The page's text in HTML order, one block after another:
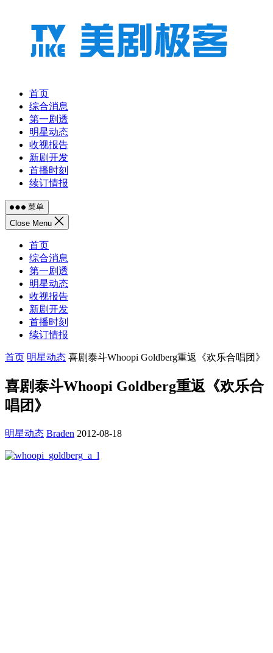
首页
综合消息
第一剧透
明星动态
收视报告
新剧开发
首播时刻
续订情报
菜单
Close Menu
首页
综合消息
第一剧透
明星动态
收视报告
新剧开发
首播时刻
续订情报
首页 明星动态 喜剧泰斗Whoopi Goldberg重返《欢乐合唱团》
喜剧泰斗Whoopi Goldberg重返《欢乐合
唱团》
明星动态 Braden 2012-08-18